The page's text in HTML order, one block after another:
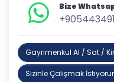
Bize
Gayrimenkul Al / Sat /
Sizinle Çalışmak